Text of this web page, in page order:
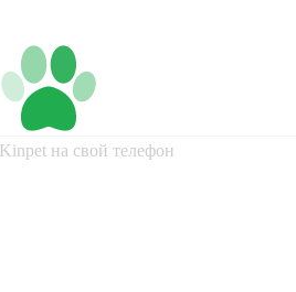
на свой телефон